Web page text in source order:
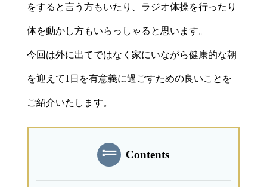
をすると言う方もいたり、ラジオ体操を行ったり
体を動かし方もいらっしゃると思います。
今回は外に出てではなく家にいながら健康的な朝
を迎えて1日を有意義に過ごすための良いことを
ご紹介いたします。
Contents